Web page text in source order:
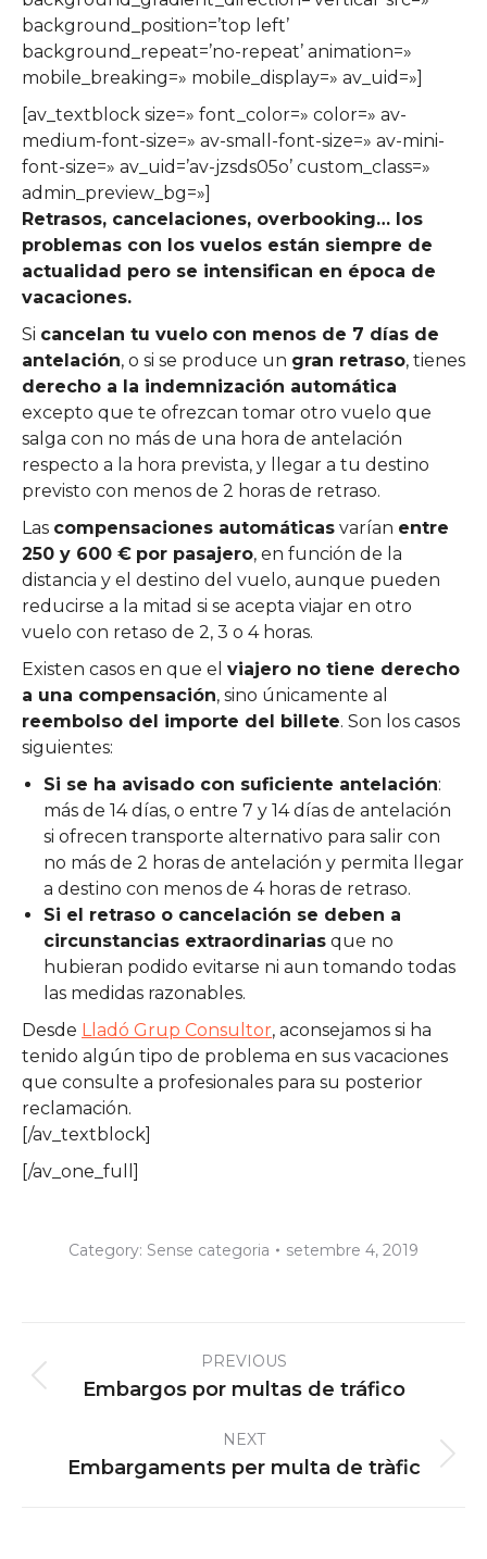
background_position=’top left’
background_repeat=’no-repeat’ animation=»
mobile_breaking=» mobile_display=» av_uid=»]
[av_textblock size=» font_color=» color=» av-
medium-font-size=» av-small-font-size=» av-mini-
font-size=» av_uid=’av-jzsds05o’ custom_class=»
admin_preview_bg=»]
Retrasos, cancelaciones, overbooking… los
problemas con los vuelos están siempre de
actualidad pero se intensifican en época de
vacaciones.
Si cancelan tu vuelo con menos de 7 días de
antelación, o si se produce un gran retraso, tienes
derecho a la indemnización automática
excepto que te ofrezcan tomar otro vuelo que
salga con no más de una hora de antelación
respecto a la hora prevista, y llegar a tu destino
previsto con menos de 2 horas de retraso.
Las compensaciones automáticas varían entre
250 y 600 € por pasajero, en función de la
distancia y el destino del vuelo, aunque pueden
reducirse a la mitad si se acepta viajar en otro
vuelo con retaso de 2, 3 o 4 horas.
Existen casos en que el viajero no tiene derecho
a una compensación, sino únicamente al
reembolso del importe del billete. Son los casos
siguientes:
Si se ha avisado con suficiente antelación:
más de 14 días, o entre 7 y 14 días de antelación
si ofrecen transporte alternativo para salir con
no más de 2 horas de antelación y permita llegar
a destino con menos de 4 horas de retraso.
Si el retraso o cancelación se deben a
circunstancias extraordinarias que no
hubieran podido evitarse ni aun tomando todas
las medidas razonables.
Desde Lladó Grup Consultor, aconsejamos si ha
tenido algún tipo de problema en sus vacaciones
que consulte a profesionales para su posterior
reclamación.
[/av_textblock]
[/av_one_full]
Category: Sense categoria setembre 4, 2019
navigationPREVIOUS
Previous
Embargos por multas de tráfico
NEXT
Next
Embargaments per multa de tràfic